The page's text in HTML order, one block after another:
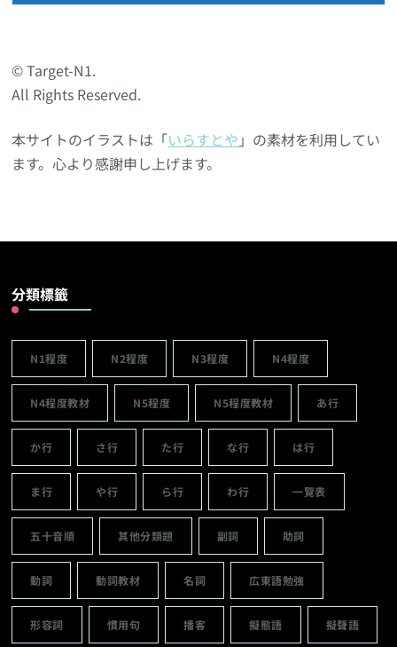
© Target-N1.
All Rights Reserved.
本サイトのイラストは「いらすとや 」の素材を利用してい
ます。心より感謝申し上げます。
分類標籤
N1程度 N2程度 N3程度 N4程度
N4程度教材 N5程度 N5程度教材 あ行
か行 さ行 た行 な行 は行
ま行 や行 ら行 わ行 一覽表
五十音順 其他分類題 副詞 助詞
動詞 動詞教材 名詞 広東語勉強
形容詞 慣用句 播客 擬態語 擬聲語